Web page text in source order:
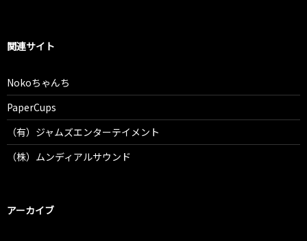
関連サイト
Nokoちゃんち
PaperCups
（有）ジャムズエンターテイメント
（株）ムンディアルサウンド
アーカイブ